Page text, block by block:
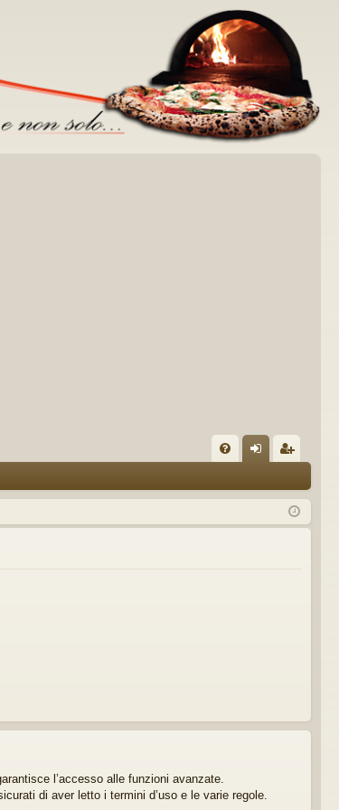
Q in riv
iti
l’accesso alle funzioni avanzate.
di aver letto i termini d’uso e le varie regole.